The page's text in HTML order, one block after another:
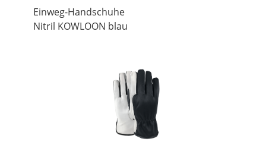
Einweg-Handschuhe
Nitril KOWLOON blau